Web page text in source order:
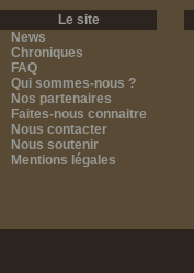
Le site
News
Chroniques
FAQ
Qui sommes-nous ?
Nos partenaires
Faites-nous connaitre
Nous contacter
Nous soutenir
Mentions légales